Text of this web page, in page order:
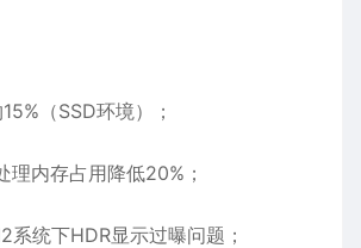
（SSD环境）；
理内存占用降低20%；
系统下HDR显示过曝问题；